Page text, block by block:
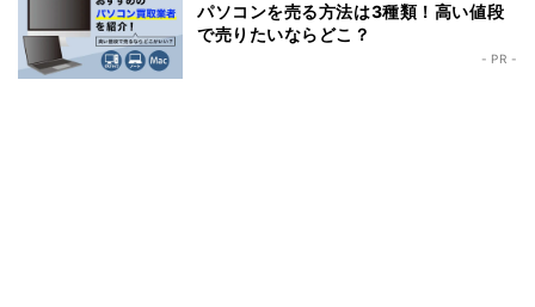
パソコンを売る方法は3種類！高い値段
で売りたいならどこ？
- PR -